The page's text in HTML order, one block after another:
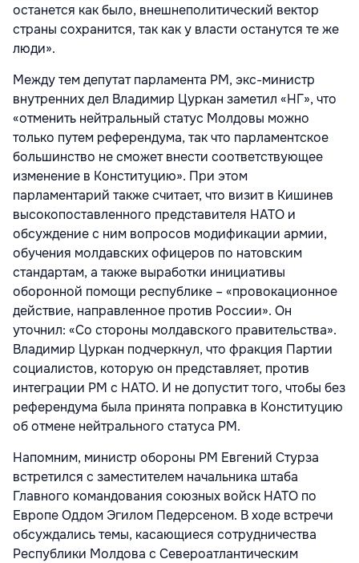
останется как было, внешнеполитический вектор
страны сохранится, так как у власти останутся те же
люди».
Между тем депутат парламента РМ, экс-министр
внутренних дел Владимир Цуркан заметил «НГ», что
«отменить нейтральный статус Молдовы можно
только путем референдума, так что парламентское
большинство не сможет внести соответствующее
изменение в Конституцию». При этом
парламентарий также считает, что визит в Кишинев
высокопоставленного представителя НАТО и
обсуждение с ним вопросов модификации армии,
обучения молдавских офицеров по натовским
стандартам, а также выработки инициативы
оборонной помощи республике – «провокационное
действие, направленное против России». Он
уточнил: «Со стороны молдавского правительства».
Владимир Цуркан подчеркнул, что фракция Партии
социалистов, которую он представляет, против
интеграции РМ с НАТО. И не допустит того, чтобы без
референдума была принята поправка в Конституцию
об отмене нейтрального статуса РМ.
Напомним, министр обороны РМ Евгений Стурза
встретился с заместителем начальника штаба
Главного командования союзных войск НАТО по
Европе Оддом Эгилом Педерсеном. В ходе встречи
обсуждались темы, касающиеся сотрудничества
Республики Молдова с Североатлантическим